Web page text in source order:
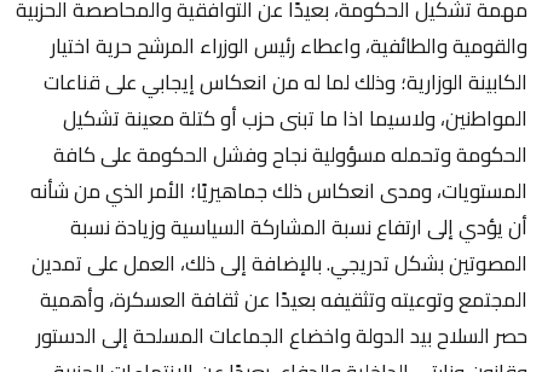
مهمة تشكيل الحكومة، بعيدًا عن التوافقية والمحاصصة الحزبية
والقومية والطائفية، واعطاء رئيس الوزراء المرشح حرية اختيار
الكابينة الوزارية؛ وذلك لما له من انعكاس إيجابي على قناعات
المواطنين، ولاسيما اذا ما تبنى حزب أو كتلة معينة تشكيل
الحكومة وتحمله مسؤولية نجاح وفشل الحكومة على كافة
المستويات، ومدى انعكاس ذلك جماهيريًا؛ الأمر الذي من شأنه
أن يؤدي إلى ارتفاع نسبة المشاركة السياسية وزيادة نسبة
المصوتين بشكل تدريجي. بالإضافة إلى ذلك، العمل على تمدين
المجتمع وتوعيته وتثقيفه بعيدًا عن ثقافة العسكرة، وأهمية
حصر السلاح بيد الدولة واخضاع الجماعات المسلحة إلى الدستور